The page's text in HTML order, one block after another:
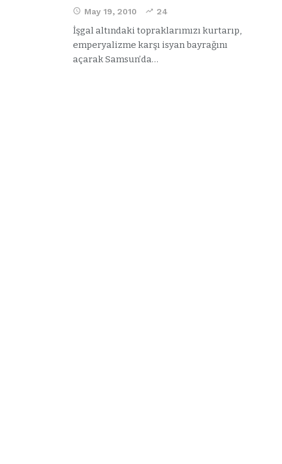
May 19, 2010 24
İşgal altındaki topraklarımızı kurtarıp,
emperyalizme karşı isyan bayrağını
açarak Samsun’da…